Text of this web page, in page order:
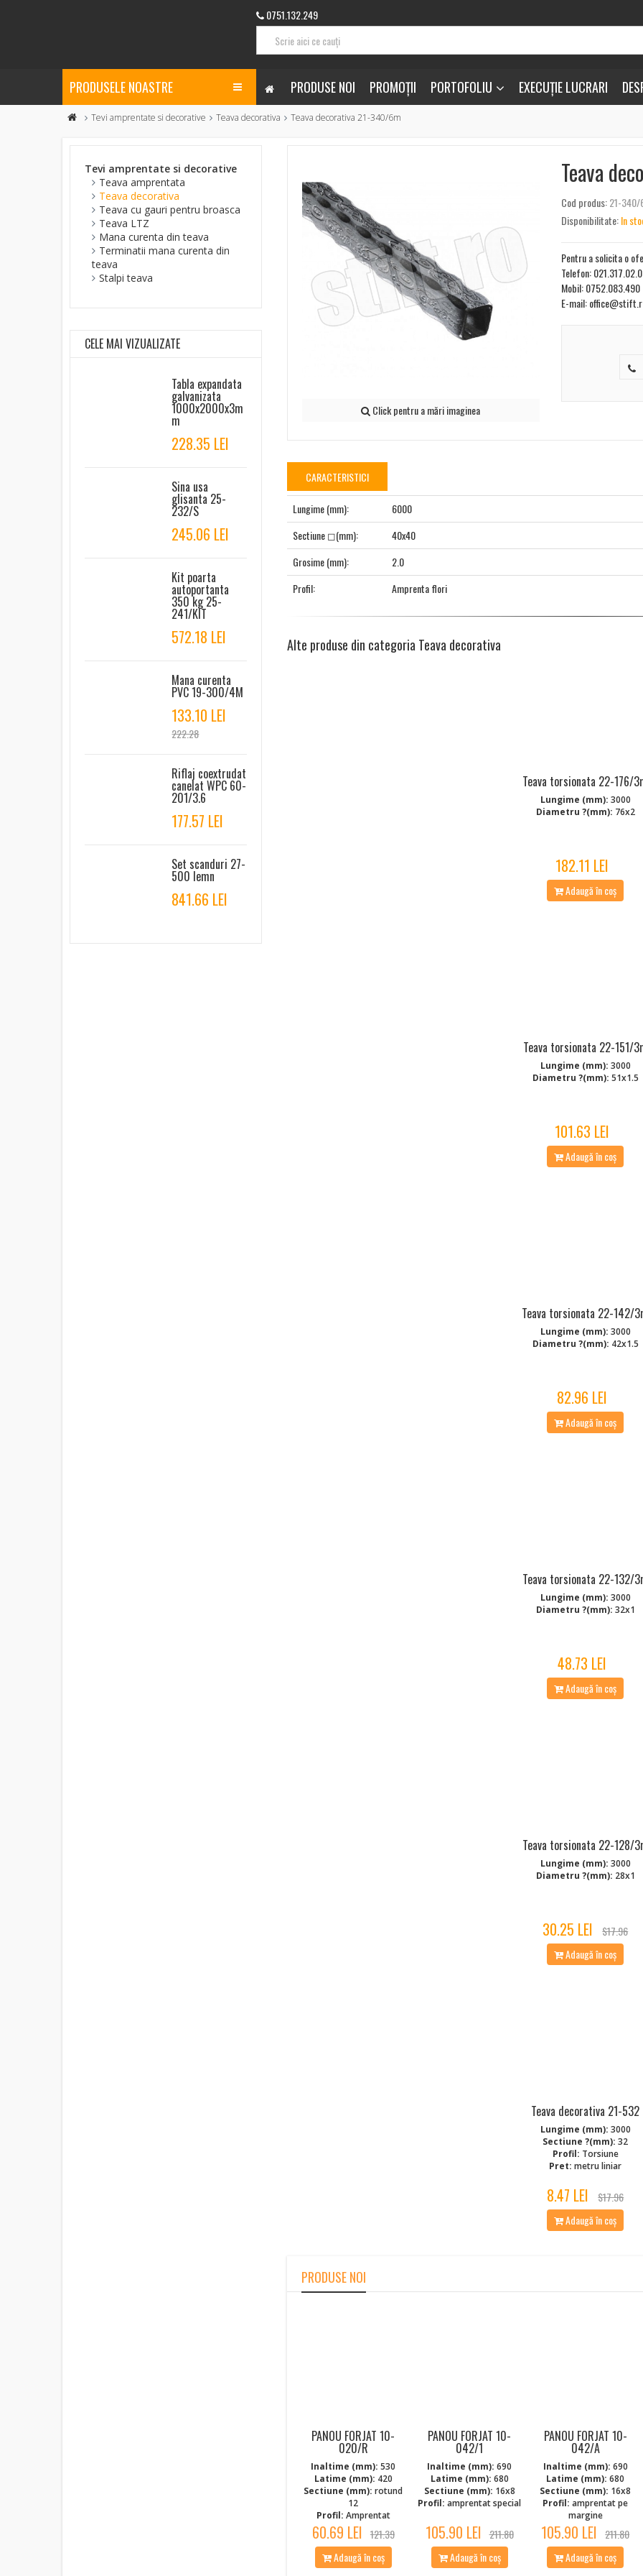
0751.132.249
PRODUSELE NOASTRE PRODUSE NOI PROMOȚII PORTOFOLIU EXECUȚIE LUCRARI
Tevi amprentate si decorative Teava decorativa Teava decorativa 21-340/6m
Click pentru a mări imaginea
Teava
Cod produs:21-340/
Disponibilitate:In
Pentru a solicita o
Telefon:
Mobil: 0752.083.490
E-mail:
CARACTERISTICI
Lungime (mm):
6000
Sectiune ◻(mm):
40x40
Grosime (mm):
2.0
Profil:
Amprenta flori
Alte produse din categoria Teava decorativa
Teava torsionata 22-176/
Lungime (mm): 3000
Diametru ?(mm): 76x2
182.11 LEI
Adaugă în coș
Teava torsionata 22-151/
Lungime (mm): 3000
Diametru ?(mm): 51x1.5
101.63 LEI
Adaugă în coș
Teava torsionata 22-142/
Lungime (mm): 3000
Diametru ?(mm): 42x1.5
82.96 LEI
Adaugă în coș
Teava torsionata 22-132/
Lungime (mm): 3000
Diametru ?(mm): 32x1
48.73 LEI
Adaugă în coș
Teava torsionata 22-128/
Lungime (mm): 3000
Diametru ?(mm): 28x1
30.25 LEI
$17.96
Adaugă în coș
Teava decorativa 21-532
Lungime (mm): 3000
Sectiune ?(mm): 32
Profil: Torsiune
Pret: metru liniar
8.47 LEI
$17.96
Adaugă în coș
PRODUSE NOI
PANOU FORJAT 10-
020/R
Inaltime (mm): 530
Latime (mm): 420
Sectiune (mm): rotund
12
Profil: Amprentat
60.69 LEI 121.39
Adaugă în coș
PANOU FORJAT 10-
042/1
Inaltime (mm): 690
Latime (mm): 680
Sectiune (mm): 16x8
Profil: amprentat special
105.90 LEI 211.80
Adaugă în coș
PANOU FORJAT 10-
042/A
Inaltime (mm): 690
Latime (mm): 680
Sectiune (mm): 16x8
Profil: amprentat pe
margine
105.90 LEI 211.80
Adaugă în coș
Tevi amprentate si decorative
Teava amprentata
Teava decorativa
Teava cu gauri pentru broasca
Teava LTZ
Mana curenta din teava
Terminatii mana curenta din
teava
Stalpi teava
CELE MAI VIZUALIZATE
Tabla expandata
galvanizata
1000x2000x3m
m
228.35 LEI
Sina usa
glisanta 25-
232/S
245.06 LEI
Kit poarta
autoportanta
350 kg 25-
241/KIT
572.18 LEI
Mana curenta
PVC 19-300/4M
133.10 LEI
222.28
Riflaj coextrudat
canelat WPC 60-
201/3.6
177.57 LEI
Set scanduri 27-
500 lemn
841.66 LEI